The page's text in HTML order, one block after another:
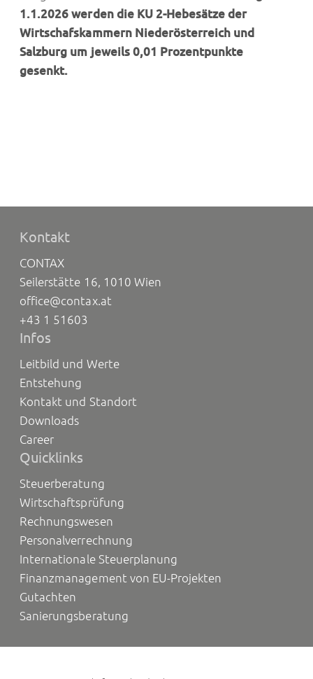
1.1.2026 werden die KU 2-Hebesätze der
Wirtschafskammern Niederösterreich und
Salzburg um jeweils 0,01 Prozentpunkte
gesenkt.
Kontakt
CONTAX
Seilerstätte 16, 1010 Wien
office@contax.at
+43 1 51603
Infos
Leitbild und Werte
Entstehung
Kontakt und Standort
Downloads
Career
Quicklinks
Steuerberatung
Wirtschaftsprüfung
Rechnungswesen
Personalverrechnung
Internationale Steuerplanung
Finanzmanagement von EU-Projekten
Gutachten
Sanierungsberatung